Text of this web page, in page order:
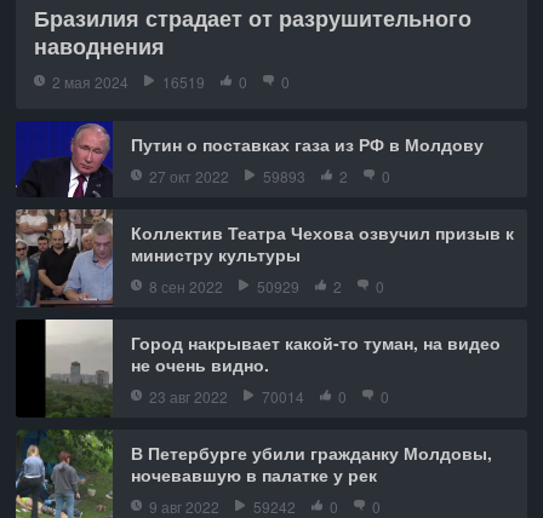
Бразилия страдает от разрушительного
наводнения
2 мая 2024 16519 0 0
Путин о поставках газа из РФ в Молдову
27 окт 2022 59893 2 0
Коллектив Театра Чехова озвучил призыв к
министру культуры
8 сен 2022 50929 2 0
Город накрывает какой-то туман, на видео
не очень видно.
23 авг 2022 70014 0 0
В Петербурге убили гражданку Молдовы,
ночевавшую в палатке у рек
9 авг 2022 59242 0 0